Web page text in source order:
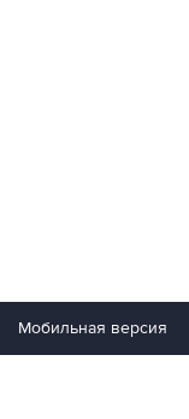
Мобильная версия